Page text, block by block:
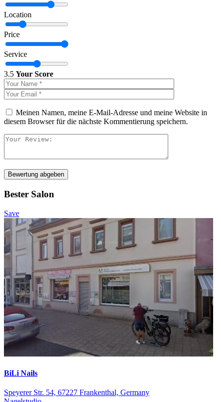
Location
Price
Service
3.5 Your Score
Meinen Namen, meine E-Mail-Adresse und meine Website in
diesem Browser für die nächste Kommentierung speichern.
Bewertung abgeben
Bester Salon
Save
BiLi Nails
Speyerer Str. 54, 67227 Frankenthal, Germany